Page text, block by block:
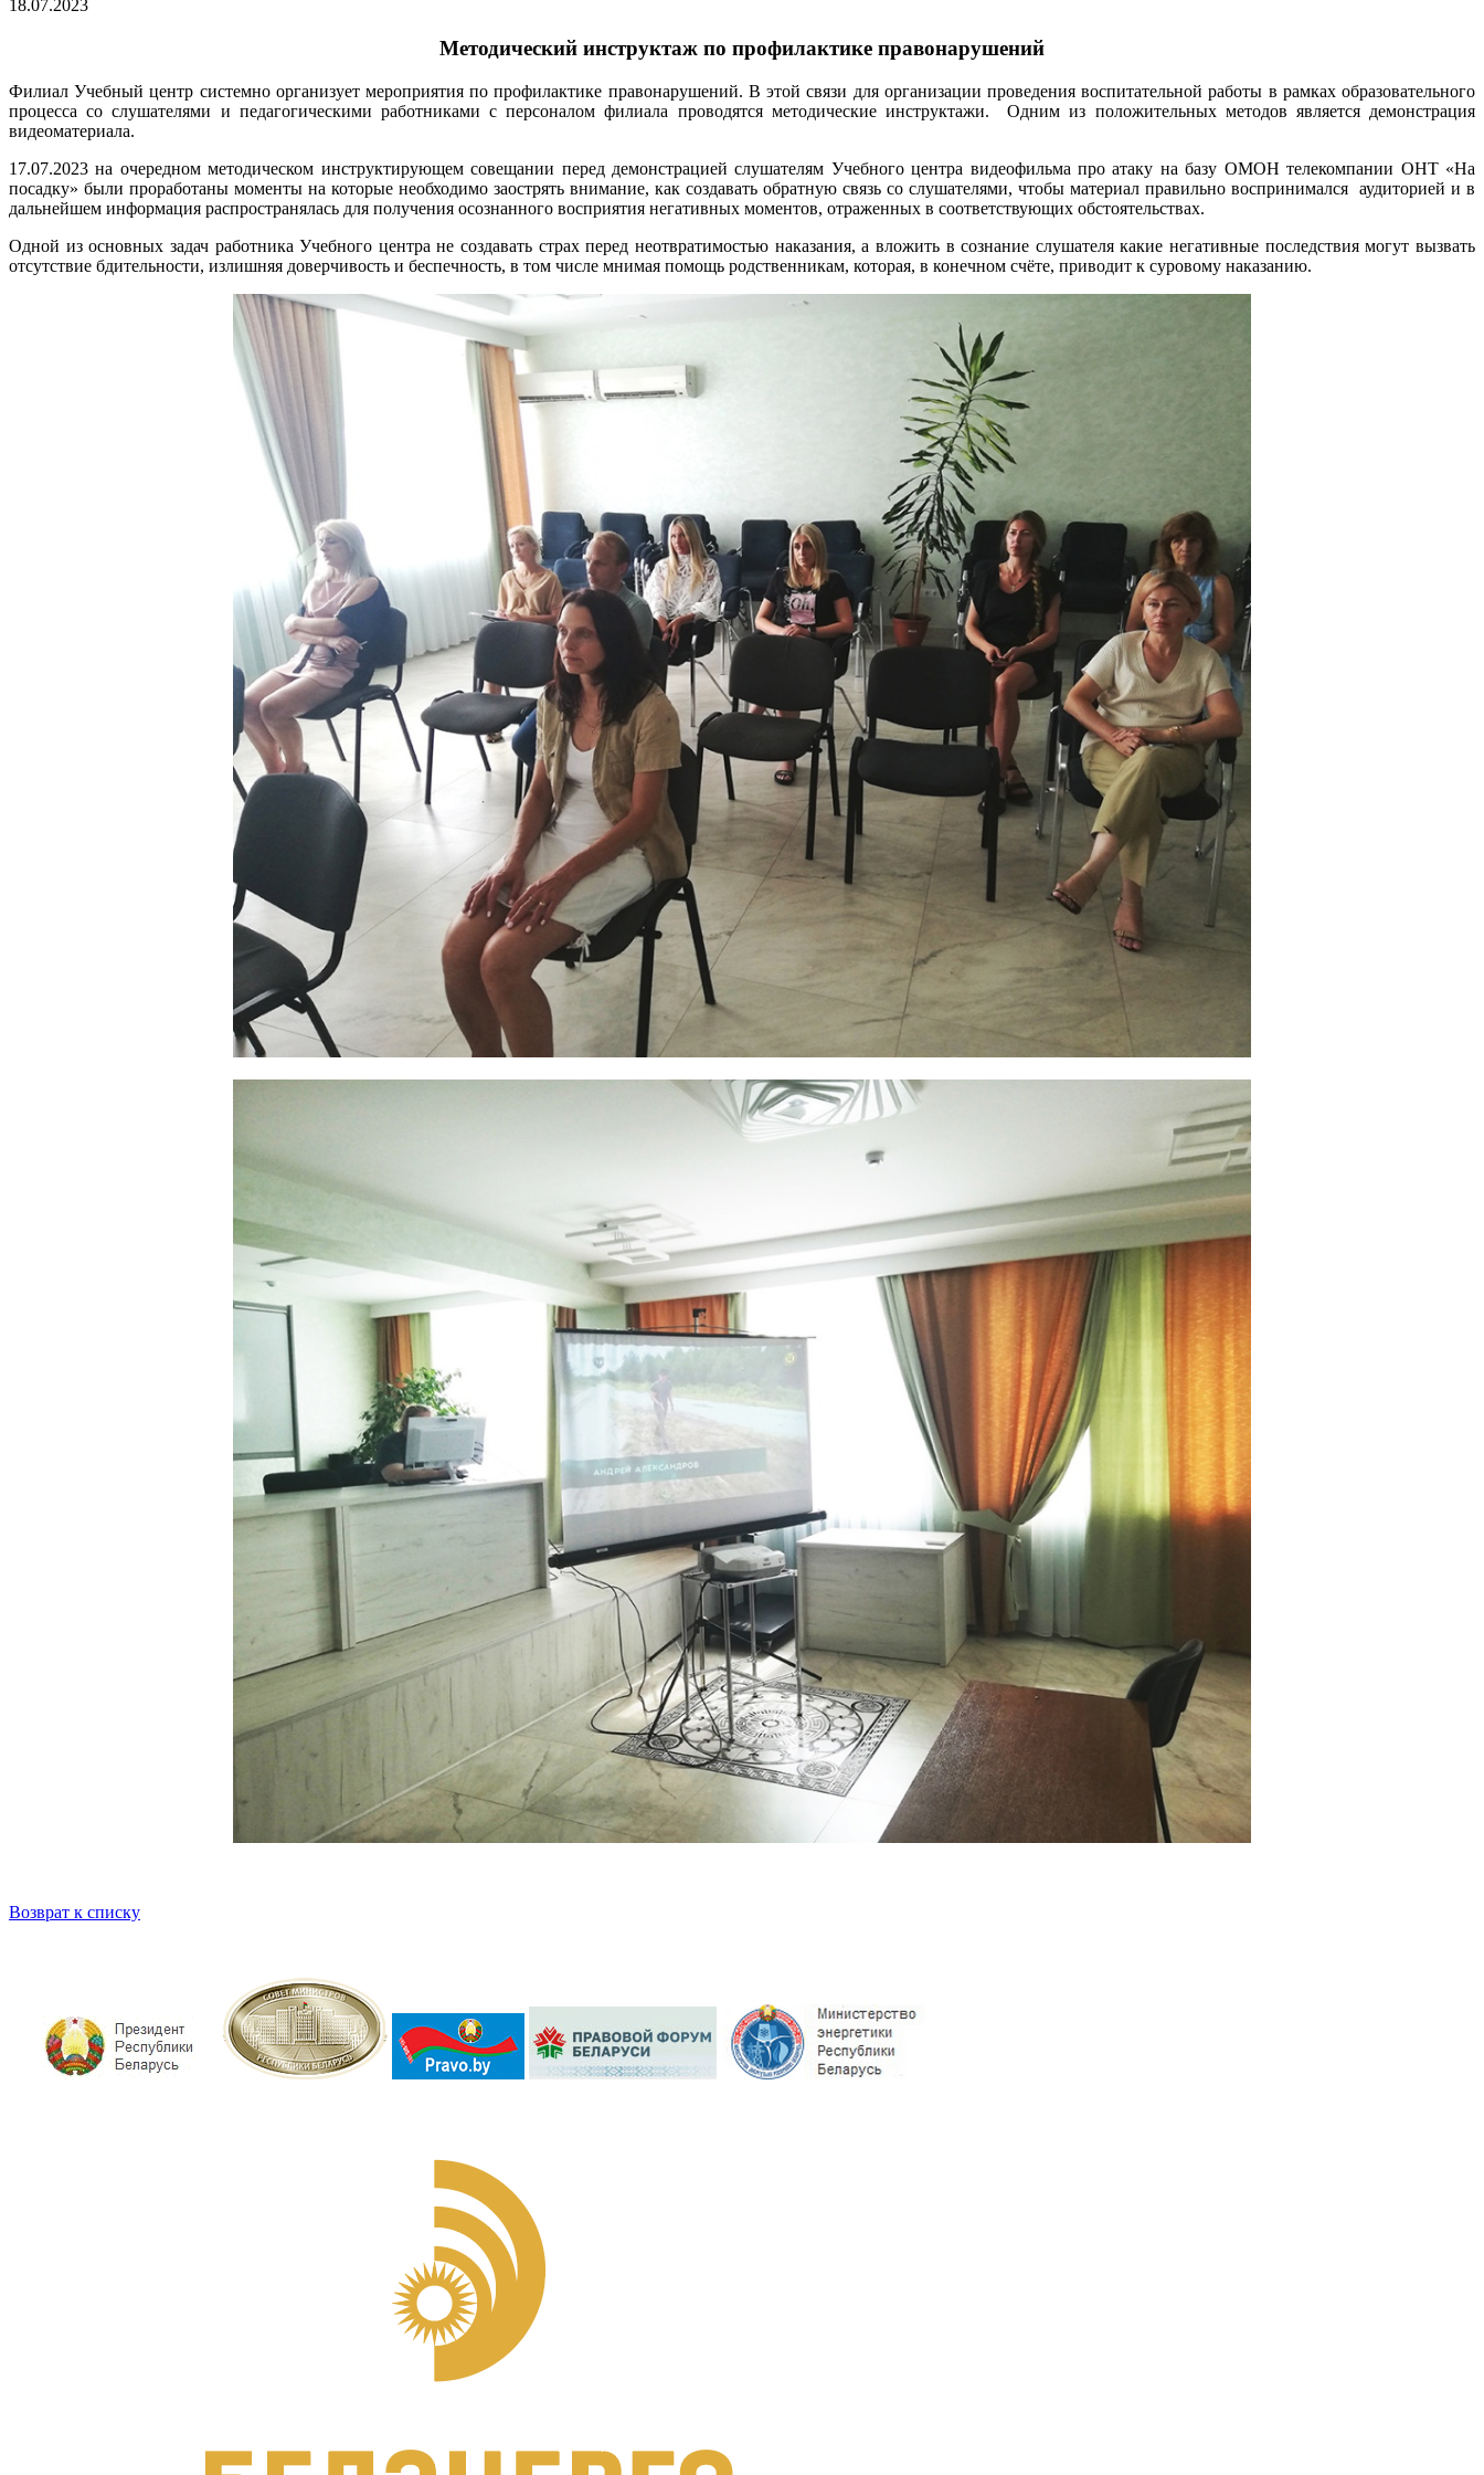
18.07.2023
Методический инструктаж по профилактике правонарушений
Филиал Учебный центр системно организует мероприятия по профилактике правонарушений. В этой связи для организации проведения воспитательной работы в рамках образовательного
процесса со слушателями и педагогическими работниками с персоналом филиала проводятся методические инструктажи. Одним из положительных методов является демонстрация
видеоматериала.
17.07.2023 на очередном методическом инструктирующем совещании перед демонстрацией слушателям Учебного центра видеофильма про атаку на базу ОМОН телекомпании ОНТ «На
посадку» были проработаны моменты на которые необходимо заострять внимание, как создавать обратную связь со слушателями, чтобы материал правильно воспринимался аудиторией и в
дальнейшем информация распространялась для получения осознанного восприятия негативных моментов, отраженных в соответствующих обстоятельствах.
Одной из основных задач работника Учебного центра не создавать страх перед неотвратимостью наказания, а вложить в сознание слушателя какие негативные последствия могут вызвать
отсутствие бдительности, излишняя доверчивость и беспечность, в том числе мнимая помощь родственникам, которая, в конечном счёте, приводит к суровому наказанию.
Возврат к списку